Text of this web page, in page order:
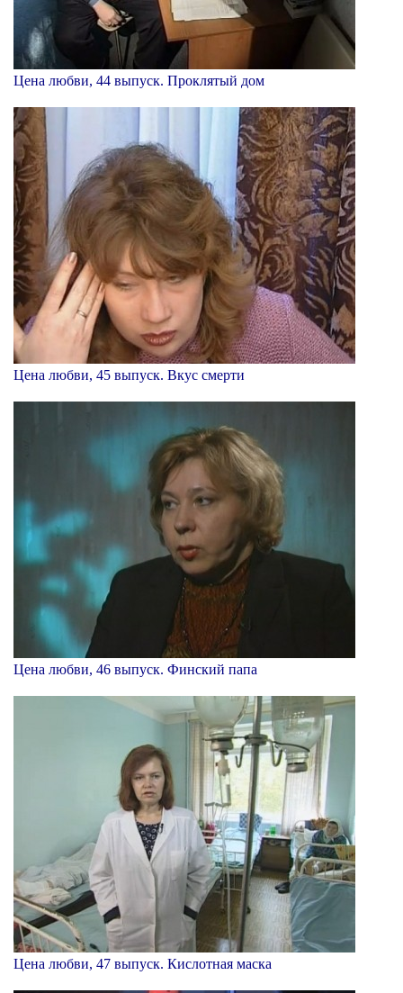
Цена любви, 44 выпуск. Проклятый дом
Цена любви, 45 выпуск. Вкус смерти
Цена любви, 46 выпуск. Финский папа
Цена любви, 47 выпуск. Кислотная маска